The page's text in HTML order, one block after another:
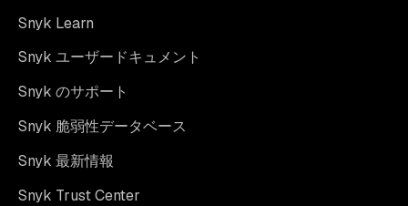
Snyk Learn
Snyk ユーザードキュメント
Snyk のサポート
Snyk 脆弱性データベース
Snyk 最新情報
Snyk Trust Center